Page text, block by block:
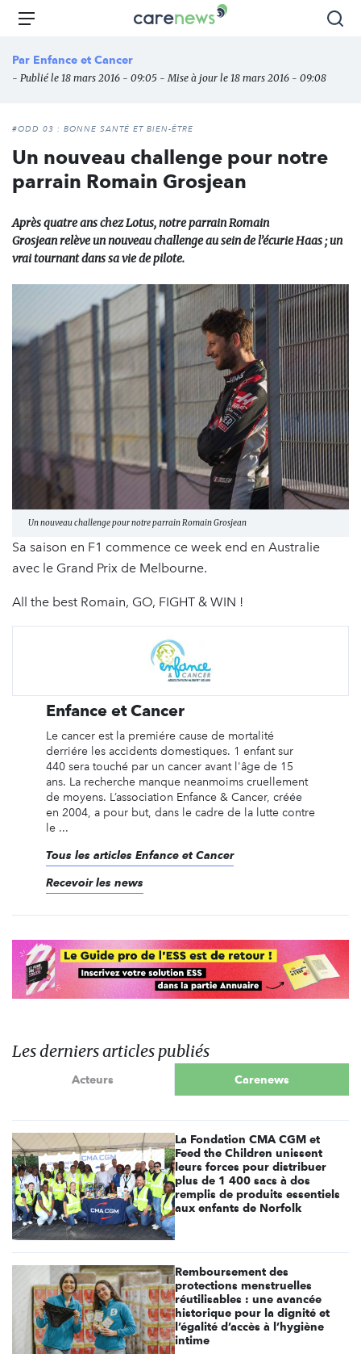
Aller
principal
Carenews,
des
l'engagement
Menu
Par Enfance et Cancer
- Publié le 18 mars 2016 - 09:05 - Mise à jour le 18 mars 2016 - 09:08
#ODD 03 : BONNE SANTÉ ET BIEN-ÊTRE
Un nouveau challenge pour notre
parrain Romain Grosjean
Après quatre ans chez Lotus, notre parrain Romain
Grosjean relève un nouveau challenge au sein de l’écurie Haas ; un
vrai tournant dans sa vie de pilote.
Un nouveau challenge pour notre parrain Romain Grosjean
Sa saison en F1 commence ce week end en Australie
avec le Grand Prix de Melbourne.
All the best Romain, GO, FIGHT & WIN !
Enfance et Cancer
Le cancer est la premiére cause de mortalité
derriére les accidents domestiques. 1 enfant sur
440 sera touché par un cancer avant l'âge de 15
ans. La recherche manque neanmoims cruellement
de moyens. L’association Enfance & Cancer, créée
en 2004, a pour but, dans le cadre de la lutte contre
le ...
Tous les articles Enfance et Cancer
Recevoir les news
Les derniers articles publiés
Acteurs Carenews
La Fondation CMA CGM et
Feed the Children unissent
leurs forces pour distribuer
plus de 1 400 sacs à dos
remplis de produits essentiels
aux enfants de Norfolk
Remboursement des
protections menstruelles
réutilisables : une avancée
historique pour la dignité et
l’égalité d’accès à l’hygiène
intime